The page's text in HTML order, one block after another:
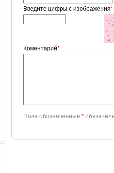
Введите цифры с изображения*
Коментарий*
Поля обозначенные *